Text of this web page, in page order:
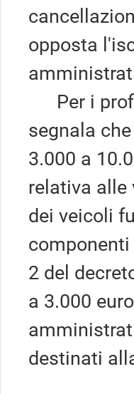
opposta
Per i
segnala
3.000 a
relativa alle
dei veicoli
2 del
a 3.000
destinati